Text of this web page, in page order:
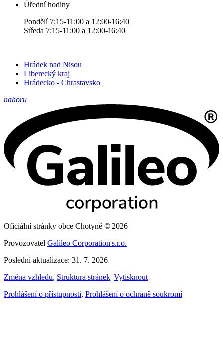
Úřední hodiny
Pondělí 7:15-11:00 a 12:00-16:40
Středa 7:15-11:00 a 12:00-16:40
Hrádek nad Nisou
Liberecký kraj
Hrádecko - Chrastavsko
nahoru
Oficiální stránky obce Chotyně © 2026
Provozovatel Galileo Corporation s.r.o.
Poslední aktualizace: 31. 7. 2026
Změna vzhledu, Struktura stránek, Vytisknout
Prohlášení o přístupnosti, Prohlášení o ochraně soukromí